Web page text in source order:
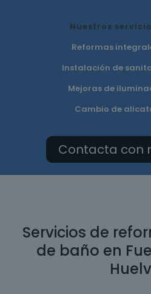
Nuestros
Reformas
Instalación de
Mejoras de
Cambio de
Contacta con
Servicios de
de baño en